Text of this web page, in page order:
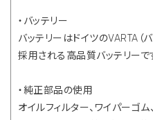
・バッテリー
バッテリーはドイツのVARTA（
採用される高品質バッテリーで
・純正部品の使用
オイルフィルター、ワイパーゴム